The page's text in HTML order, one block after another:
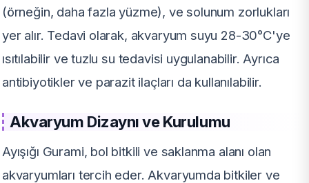
(örneğin, daha fazla yüzme), ve solunum zorlukları
yer alır. Tedavi olarak, akvaryum suyu 28-30°C'ye
ısıtılabilir ve tuzlu su tedavisi uygulanabilir. Ayrıca
antibiyotikler ve parazit ilaçları da kullanılabilir.
Akvaryum Dizaynı ve Kurulumu
Ayışığı Gurami, bol bitkili ve saklanma alanı olan
akvaryumları tercih eder. Akvaryumda bitkiler ve